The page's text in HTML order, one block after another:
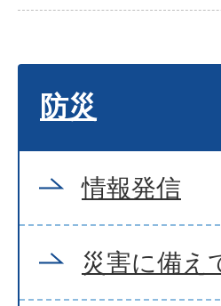
防災
情報発信
災害に備え